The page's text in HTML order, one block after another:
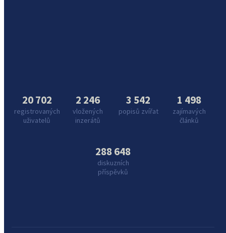
20 702
registrovaných
uživatelů
2 246
vložených
inzerátů
3 542
popisů zvířat
1 498
zajímavých
článků
288 648
diskuzních
příspěvků